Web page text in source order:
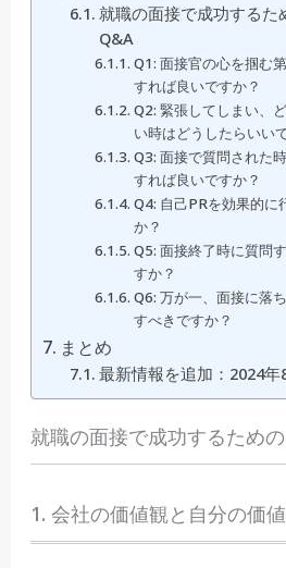
就職の面接で成功するた
Q&A
Q1: 面接官の心を掴む
すれば良いですか？
Q2: 緊張してしまい、
い時はどうしたらいい
Q3: 面接で質問された
すれば良いですか？
Q4: 自己PRを効果的に
か？
Q5: 面接終了時に質問
すか？
Q6: ​万が一、面接に落
すべきですか？
まとめ
最新情報を追加：2024年
就職の面接で成功するため
1. 会社の価値観と自分の価